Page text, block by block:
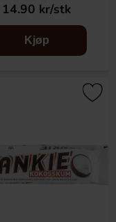
14.90 kr/stk
Kjøp